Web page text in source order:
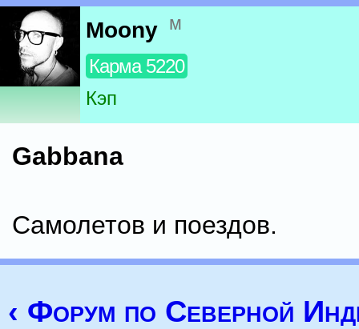
Moony м
Карма 5220
Кэп
Gabbana
Самолетов и поездов.
‹ Форум по Северной